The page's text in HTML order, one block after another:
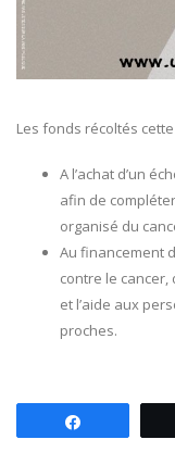
Les fonds récoltés
A l’achat d’un
afin de
organisé du
Au financement
contre le
et l’aide aux
proches.